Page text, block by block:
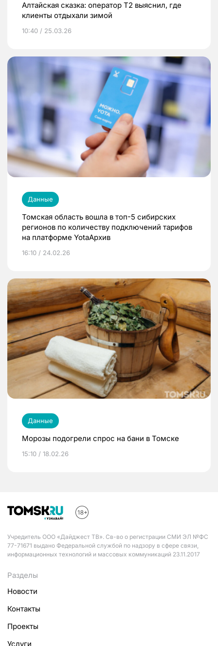
Алтайская сказка: оператор T2 выяснил, где
клиенты отдыхали зимой
10:40 / 25.03.26
Данные
Томская область вошла в топ-5 сибирских
регионов по количеству подключений тарифов
на платформе YotaАрхив
16:10 / 24.02.26
Данные
Морозы подогрели спрос на бани в Томске
15:10 / 18.02.26
Учредитель ООО «Дайджест ТВ». Св-во о регистрации СМИ ЭЛ №ФС
77-71671 выдано Федеральной службой по надзору в сфере связи,
информационных технологий и массовых коммуникаций 23.11.2017
Разделы
Новости
Контакты
Проекты
Услуги